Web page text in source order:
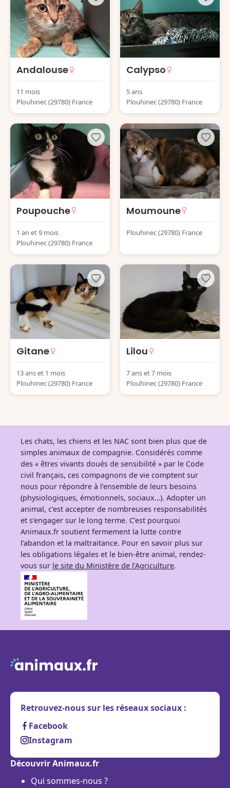
Andalouse
11 mois
Plouhinec (29780) France
Calypso
5 ans
Plouhinec (29780) France
Poupouche
1 an et 9 mois
Plouhinec (29780) France
Moumoune
Plouhinec (29780) France
Gitane
13 ans et 1 mois
Plouhinec (29780) France
Lilou
7 ans et 7 mois
Plouhinec (29780) France
Les chats, les chiens et les NAC sont bien plus que de
simples animaux de compagnie. Considérés comme
des « êtres vivants doués de sensibilité » par le Code
civil français, ces compagnons de vie comptent sur
nous pour répondre à l’ensemble de leurs besoins
(physiologiques, émotionnels, sociaux…). Adopter un
animal, c’est accepter de nombreuses responsabilités
et s’engager sur le long terme. C’est pourquoi
Animaux.fr soutient fermement la lutte contre
l’abandon et la maltraitance. Pour en savoir plus sur
les obligations légales et le bien-être animal, rendez-
vous sur le site du Ministère de l’Agriculture.
Retrouvez-nous sur les réseaux sociaux :
Facebook
Instagram
Découvrir Animaux.fr
Qui sommes-nous ?